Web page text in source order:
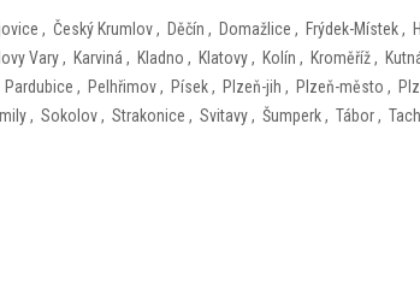
, Český Krumlov, Děčín , Domažlice , Frýdek-Místek,
Vary, Karviná , Kladno , Klatovy, Kolín , Kroměříž,
Pardubice , Pelhřimov, Písek, Plzeň-jih , Plzeň-město ,
, Sokolov, Strakonice , Svitavy, Šumperk, Tábor,